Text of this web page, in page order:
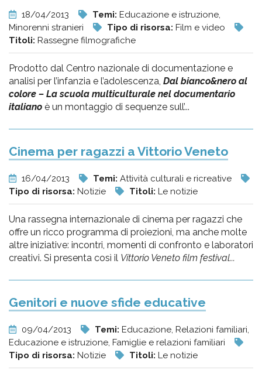
18/04/2013 Temi: Educazione e istruzione,
Minorenni stranieri
Tipo di risorsa: Film e video
Titoli: Rassegne filmografiche
Prodotto dal Centro nazionale di documentazione e
analisi per l’infanzia e l’adolescenza, Dal bianco&nero al
colore – La scuola multiculturale nel documentario
italiano è un montaggio di sequenze sull’...
Cinema per ragazzi a Vittorio Veneto
16/04/2013 Temi: Attività culturali e ricreative
Tipo di risorsa: Notizie Titoli: Le notizie
Una rassegna internazionale di cinema per ragazzi che
offre un ricco programma di proiezioni, ma anche molte
altre iniziative: incontri, momenti di confronto e laboratori
creativi. Si presenta così il Vittorio Veneto film festival...
Genitori e nuove sfide educative
09/04/2013 Temi: Educazione, Relazioni familiari,
Educazione e istruzione, Famiglie e relazioni familiari
Tipo di risorsa: Notizie Titoli: Le notizie